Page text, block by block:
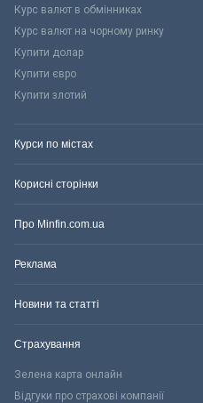
Курс валют в обмінниках
Курс валют на чорному ринку
Купити долар
Купити євро
Купити злотий
Курси по містах
Корисні сторінки
Про Minfin.com.ua
Реклама
Новини та статті
Страхування
Зелена карта онлайн
Відгуки про страхові компанії